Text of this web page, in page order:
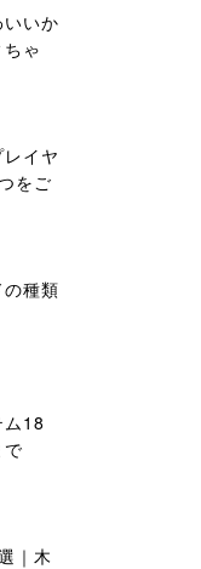
いか
ゃ
イヤ
をご
種類
18
｜木